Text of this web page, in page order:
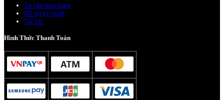
Tư vấn mua hàng
Hỗ trợ kỹ thuật
Tin tức
Hình Thức Thanh Toán